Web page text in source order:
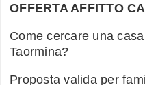
OFFERTA AFFITTO
Come cercare una
Taormina?
Proposta valida per